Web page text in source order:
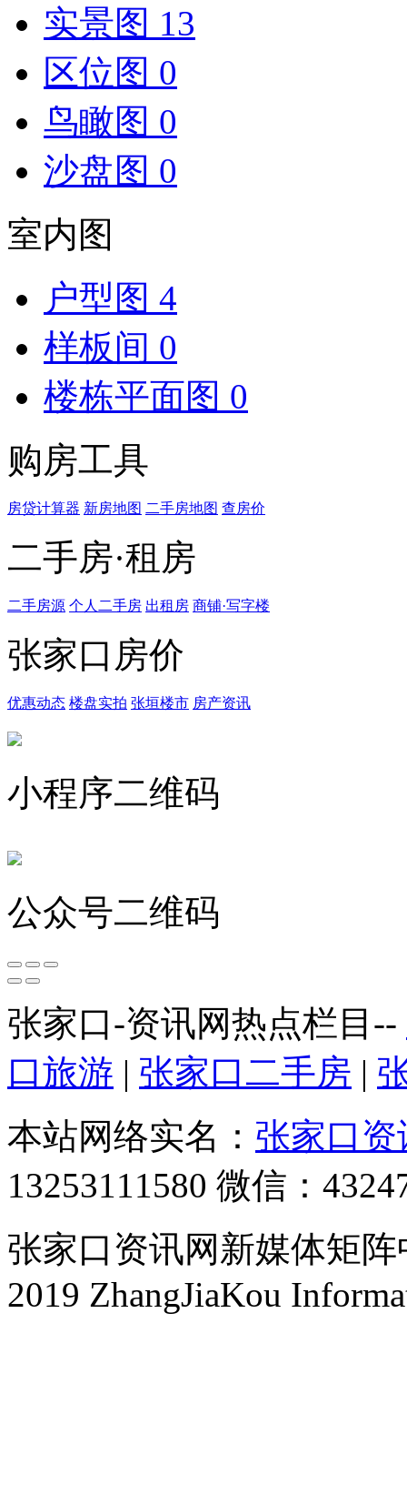
实景图 13
区位图 0
鸟瞰图 0
沙盘图 0
室内图
户型图 4
样板间 0
楼栋平面图 0
购房工具
房贷计算器 新房地图 二手房地图 查房价
二手房·租房
二手房源 个人二手房 出租房 商铺·写字楼
张家口房价
优惠动态 楼盘实拍 张垣楼市 房产资讯
小程序二维码
公众号二维码
张家口-资讯网热点栏目--
口旅游 | 张家口二手房 |
本站网络实名： 张家口资
13253111580 微信：
张家口资讯网新媒体矩
2019 ZhangJiaKou